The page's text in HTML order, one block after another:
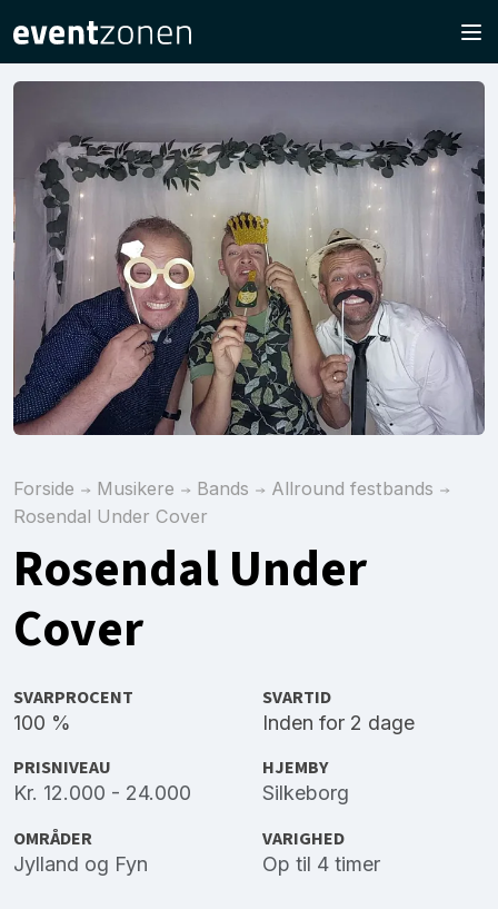
Forside Musikere Bands
Allround festbands
Rosendal Under Cover
Rosendal Under
Cover
SVARPROCENT
100 %
SVARTID
Inden for 2 dage
PRISNIVEAU
Kr. 12.000 - 24.000
HJEMBY
Silkeborg
OMRÅDER
Jylland og Fyn
VARIGHED
Op til 4 timer